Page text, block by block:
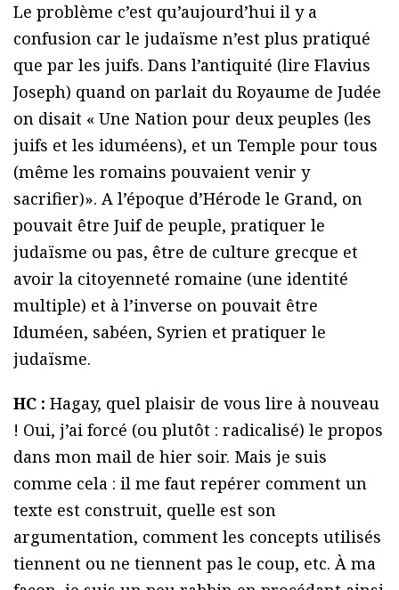
Le problème c’est qu’aujourd’hui il y a
confusion car le judaïsme n’est plus pratiqué
que par les juifs. Dans l’antiquité (lire Flavius
Joseph) quand on parlait du Royaume de Judée
on disait « Une Nation pour deux peuples (les
juifs et les iduméens), et un Temple pour tous
(même les romains pouvaient venir y
sacrifier)». A l’époque d’Hérode le Grand, on
pouvait être Juif de peuple, pratiquer le
judaïsme ou pas, être de culture grecque et
avoir la citoyenneté romaine (une identité
multiple) et à l’inverse on pouvait être
Iduméen, sabéen, Syrien et pratiquer le
judaïsme.
HC : Hagay, quel plaisir de vous lire à nouveau
! Oui, j’ai forcé (ou plutôt : radicalisé) le propos
dans mon mail de hier soir. Mais je suis
comme cela : il me faut repérer comment un
texte est construit, quelle est son
argumentation, comment les concepts utilisés
tiennent ou ne tiennent pas le coup, etc. À ma